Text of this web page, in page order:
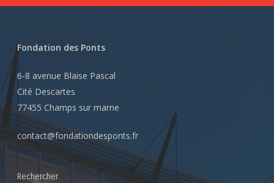
Fondation des Ponts
6-8 avenue Blaise Pascal
Cité Descartes
77455 Champs sur marne
contact@fondationdesponts.fr
Rechercher